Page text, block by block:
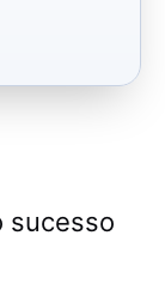
sucesso